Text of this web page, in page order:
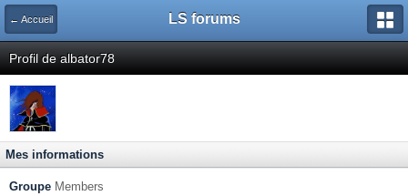
← Accueil LS forums
Profil de albator78
Mes informations
Groupe Members